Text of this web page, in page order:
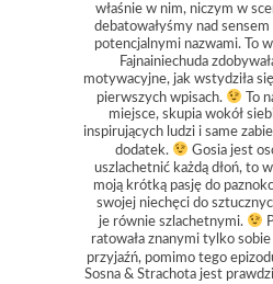
właśnie w nim, niczym w
debatowałyśmy nad
potencjalnymi nazwami. To
Fajnainiechuda
motywacyjne, jak wstydziła
pierwszych wpisach.
To
miejsce, skupia wokół
inspirujących ludzi i same
dodatek.
Gosia jest
uszlachetnić każdą dłoń, to
moją krótką pasję do
swojej niechęci do
je równie szlachetnymi.
ratowała znanymi tylko sobie
przyjaźń, pomimo tego
Sosna & Strachota jest